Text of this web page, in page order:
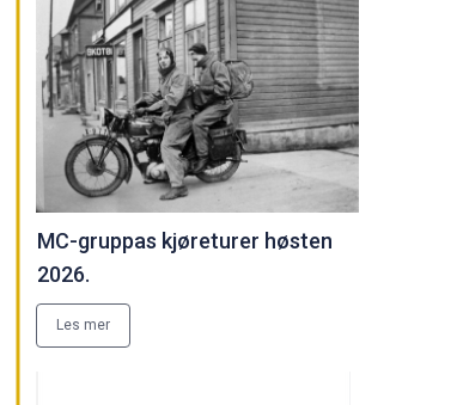
MC-gruppas kjøreturer høsten
2026.
Les mer